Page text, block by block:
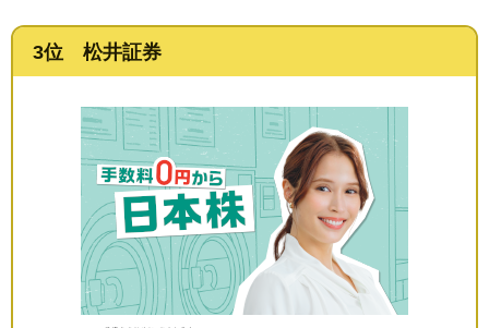
3位 松井証券